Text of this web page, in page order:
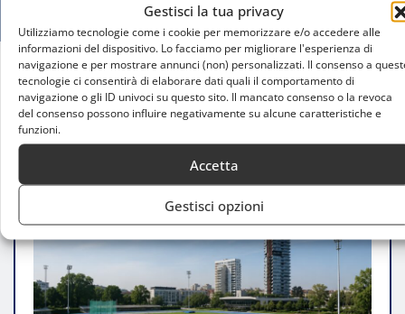
Gestisci la tua privacy
Utilizziamo tecnologie come i cookie per memorizzare e/o accedere alle
informazioni del dispositivo. Lo facciamo per migliorare l'esperienza di
navigazione e per mostrare annunci (non) personalizzati. Il consenso a
tecnologie ci consentirà di elaborare dati quali il comportamento di
navigazione o gli ID univoci su questo sito. Il mancato consenso o la revoca
del consenso possono influire negativamente su alcune caratteristiche e
funzioni.
Accetta
Gestisci opzioni
Home
Centro XXV Aprile, Milano accelera sul rilancio con
Golarsa Academy